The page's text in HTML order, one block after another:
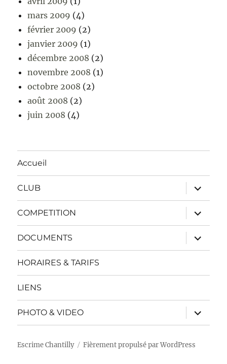
mars 2009 (4)
février 2009 (2)
janvier 2009 (1)
décembre 2008 (2)
novembre 2008 (1)
octobre 2008 (2)
août 2008 (2)
juin 2008 (4)
Accueil
CLUB
ouvrir
le
sous-
menu
COMPETITION
ouvrir
le
sous-
menu
DOCUMENTS
ouvrir
le
sous-
HORAIRES & TARIFS
LIENS
PHOTO & VIDEO
ouvrir
le
sous-
Escrime Chantilly Fièrement propulsé par WordPress